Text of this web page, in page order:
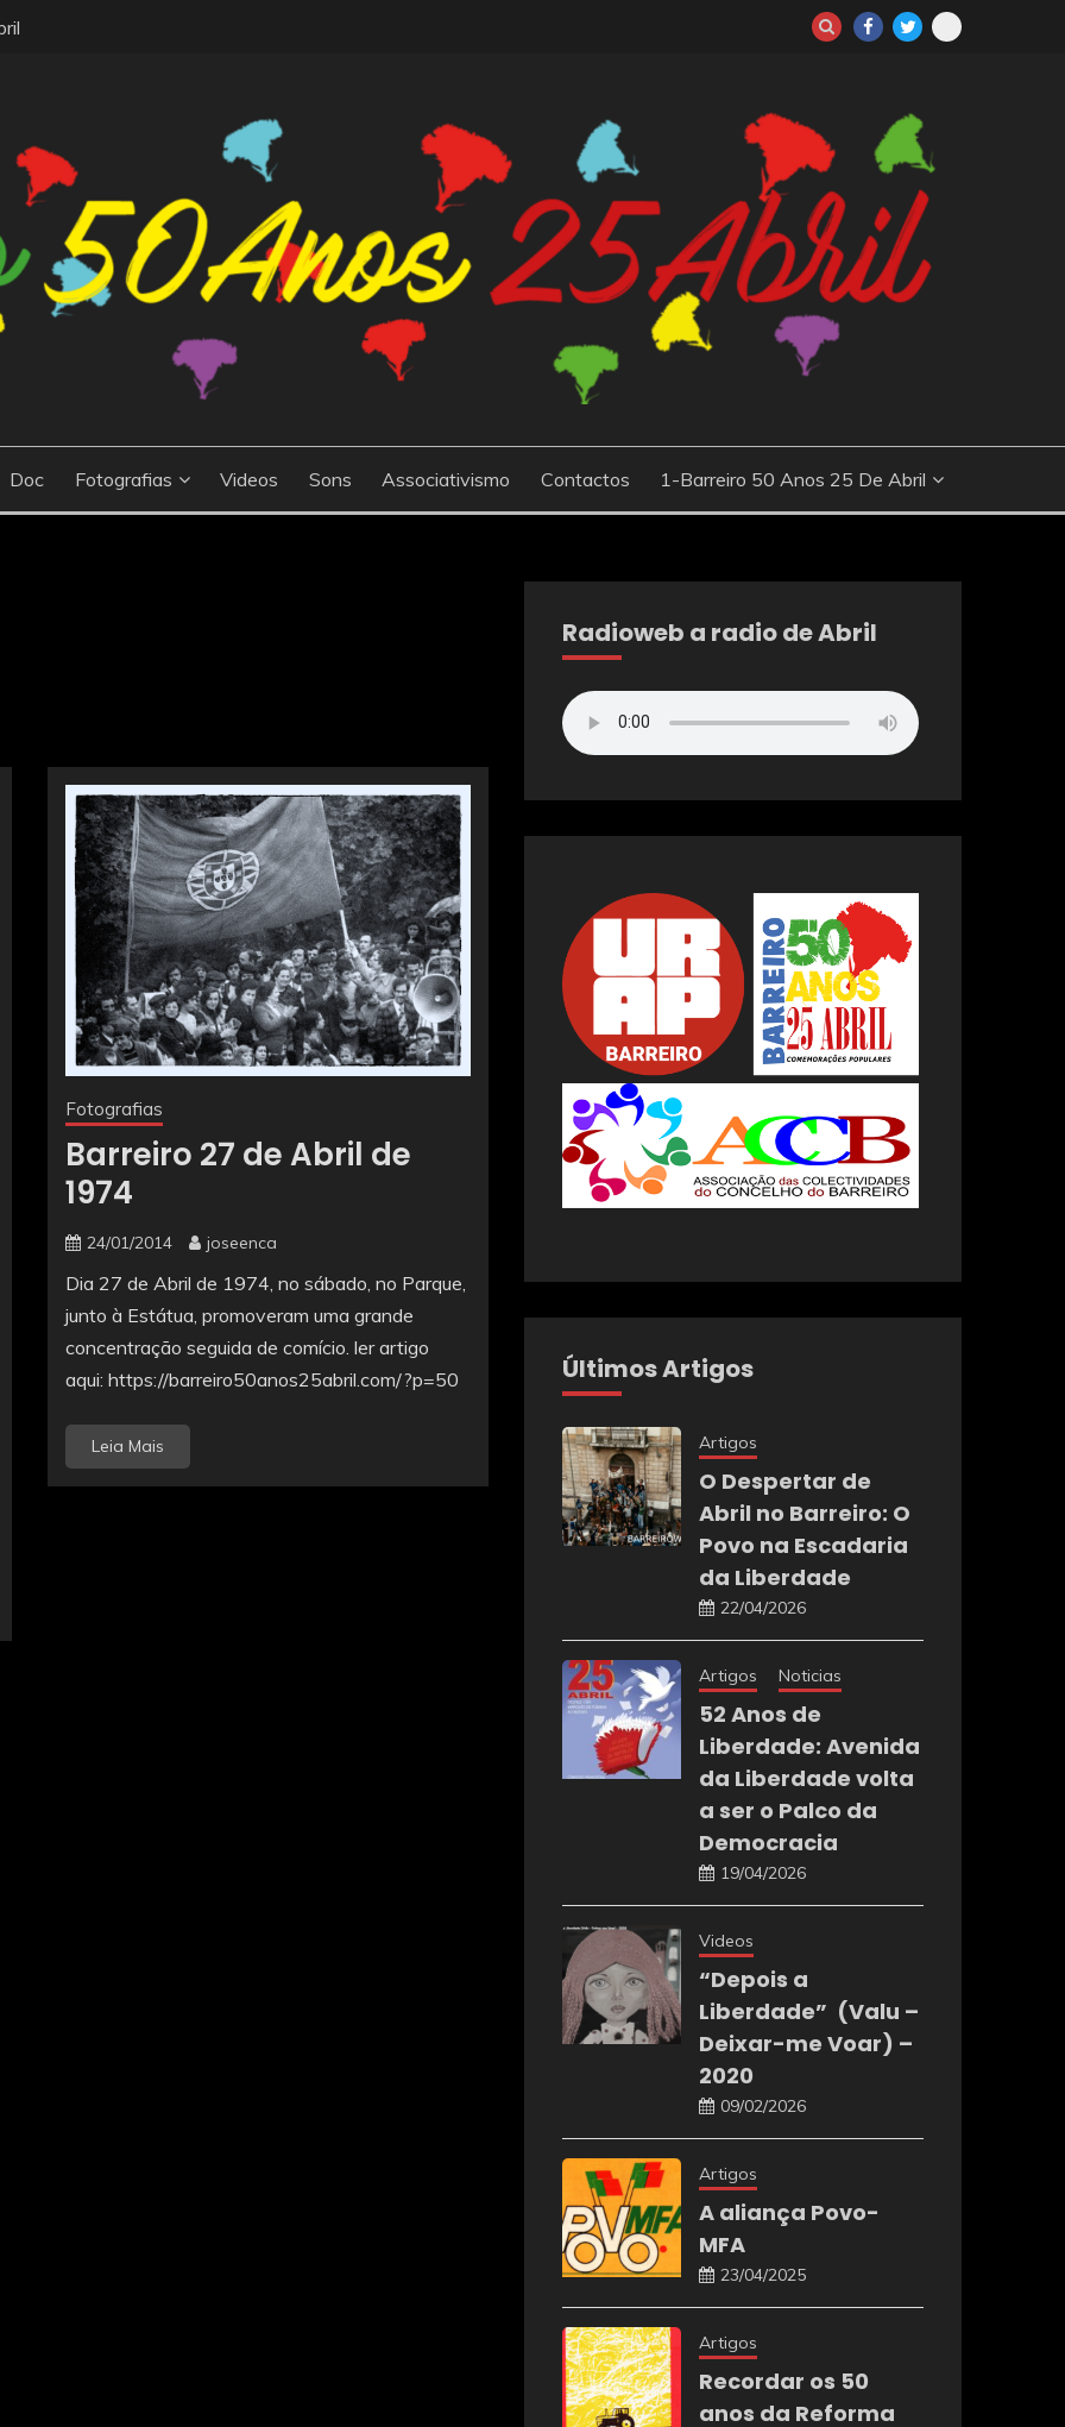
dia histórico, bem como as suas consequências políticas, sociais e culturais
Doc Fotografias Videos Sons Associativismo Contactos 1-Barreiro 50 Anos 25 De Abril
Fotografias
Barreiro 27 de Abril de
1974
24/01/2014 joseenca
Dia 27 de Abril de 1974, no sábado, no Parque,
junto à Estátua, promoveram uma grande
concentração seguida de comício. ler artigo
aqui: https://barreiro50anos25abril.com/?p=50
Leia Mais
Radioweb a radio de Abril
Últimos Artigos
Artigos
O Despertar de
Abril no Barreiro: O
Povo na Escadaria
da Liberdade
22/04/2026
Artigos Noticias
52 Anos de
Liberdade: Avenida
da Liberdade volta
a ser o Palco da
Democracia
19/04/2026
Videos
“Depois a
Liberdade” (Valu –
Deixar-me Voar) –
2020
09/02/2026
Artigos
A aliança Povo-
MFA
23/04/2025
Artigos
Recordar os 50
anos da Reforma